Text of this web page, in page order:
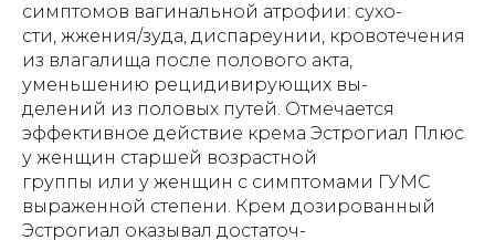
симптомов вагинальной атрофии: сухо-
сти, жжения/зуда, диспареунии, кровотечения
из влагалища после полового акта,
уменьшению рецидивирующих вы-
делений из половых путей. Отмечается
эффективное действие крема Эстрогиал Плюс
у женщин старшей возрастной
группы или у женщин с симптомами ГУМС
выраженной степени. Крем дозированный
Эстрогиал оказывал достаточ-